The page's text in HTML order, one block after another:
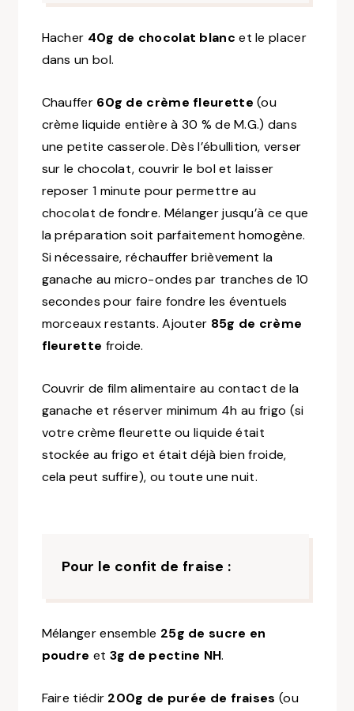
Hacher 40g de chocolat blancet le placer
dans un bol.
Chauffer 60g de crème fleurette(ou
crème liquide entière à 30 % de M.G.) dans
une petite casserole. Dès l’ébullition, verser
sur le chocolat, couvrir le bol et laisser
reposer 1 minute pour permettre au
chocolat de fondre. Mélanger jusqu’à ce que
la préparation soit parfaitement homogène.
Si nécessaire, réchauffer brièvement la
ganache au micro-ondes par tranches de 10
secondes pour faire fondre les éventuels
morceaux restants. Ajouter 85g de crème
fleurette froide.
Couvrir de film alimentaire au contact de la
ganache et réserver minimum 4h au frigo (si
votre crème fleurette ou liquide était
stockée au frigo et était déjà bien froide,
cela peut suffire), ou toute une nuit.
Pour le confit de fraise :
Mélanger ensemble 25g de sucre en
poudre et 3g de pectine NH.
Faire tiédir 200g de purée de fraises (ou